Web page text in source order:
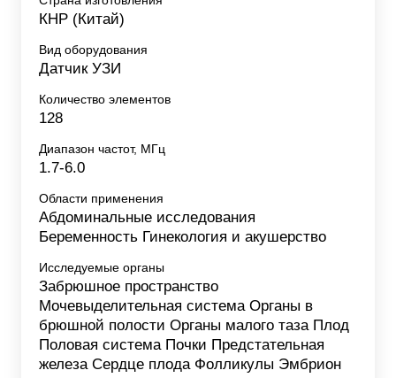
КНР (Китай)
Вид оборудования
Датчик УЗИ
Количество элементов
128
Диапазон частот, МГц
1.7-6.0
Области применения
Абдоминальные исследования
Беременность Гинекология и акушерство
Исследуемые органы
Забрюшное пространство
Мочевыделительная система Органы в
брюшной полости Органы малого таза Плод
Половая система Почки Предстательная
железа Сердце плода Фолликулы Эмбрион